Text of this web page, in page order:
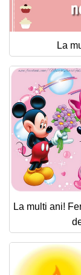
La
La multi ani!